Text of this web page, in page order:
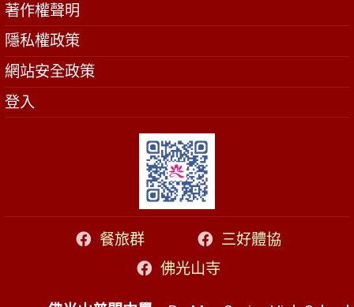
著作權聲明
隱私權政策
網站安全政策
登入
餐旅群
三好體協
佛光山寺